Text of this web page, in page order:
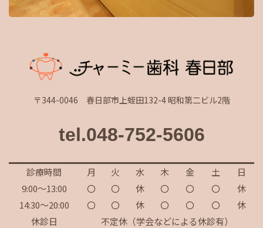
〒344-0046 春日部市上蛭田132-4 昭和第二ビル2階
tel.048-752-5606
診療時間 月 火 水 木 金 土
日
9:00～13:00
〇 〇 休 〇 〇 〇
休
14:30～20:00
〇 〇 休 〇 〇 〇
休
休診日
不定休（学会などによる休診有）